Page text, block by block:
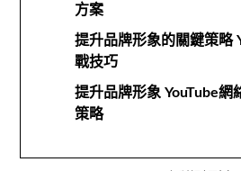
方案
提升品牌形象的關鍵策略
戰技巧
提升品牌形象 YouTube網
策略